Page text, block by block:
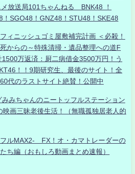
放送局101ちゃんねる BNK48 ！
SGO48！GNZ48！STU48！SKE48
ィニッシュゴミ屋敷補完計画 ＜必殺！
からの～特殊清掃・遺品整理への道F
万返済：厨二病借金3500万円！う
！！9期研究生、最後のサイト！全
代のラストサイト絶賛！公開中
みちゃんのニートッフルステーション
映画三昧老後生活！（無職孤独居老人的
ルMAX2- FX！オ・カマトレーダーの
編（おもしろ動画まとめ速報）